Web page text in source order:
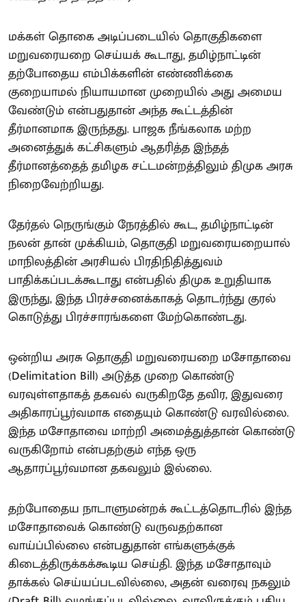
மக்கள் தொகை அடிப்படையில் தொகுதிகளை
மறுவரையறை செய்யக் கூடாது, தமிழ்நாட்டின்
தற்போதைய எம்பிக்களின் எண்ணிக்கை
குறையாமல் நியாயமான முறையில் அது அமைய
வேண்டும் என்பதுதான் அந்த கூட்டத்தின்
தீர்மானமாக இருந்தது. பாஜக நீங்கலாக மற்ற
அனைத்துக் கட்சிகளும் ஆதரித்த இந்தத்
தீர்மானத்தைத் தமிழக சட்டமன்றத்திலும் திமுக அரசு
நிறைவேற்றியது.
தேர்தல் நெருங்கும் நேரத்தில் கூட, தமிழ்நாட்டின்
நலன் தான் முக்கியம், தொகுதி மறுவரையறையால்
மாநிலத்தின் அரசியல் பிரதிநிதித்துவம்
பாதிக்கப்படக்கூடாது என்பதில் திமுக உறுதியாக
இருந்து, இந்த பிரச்சனைக்காகத் தொடர்ந்து குரல்
கொடுத்து பிரச்சாரங்களை மேற்கொண்டது.
ஒன்றிய அரசு தொகுதி மறுவரையறை மசோதாவை
(Delimitation Bill) அடுத்த முறை கொண்டு
வரவுள்ளதாகத் தகவல் வருகிறதே தவிர, இதுவரை
அதிகாரப்பூர்வமாக எதையும் கொண்டு வரவில்லை.
இந்த மசோதாவை மாற்றி அமைத்துத்தான் கொண்டு
வருகிறோம் என்பதற்கும் எந்த ஒரு
ஆதாரப்பூர்வமான தகவலும் இல்லை.
தற்போதைய நாடாளுமன்றக் கூட்டத்தொடரில் இந்த
மசோதாவைக் கொண்டு வருவதற்கான
வாய்ப்பில்லை என்பதுதான் எங்களுக்குக்
கிடைத்திருக்கக்கூடிய செய்தி. இந்த மசோதாவும்
தாக்கல் செய்யப்படவில்லை, அதன் வரைவு நகலும்